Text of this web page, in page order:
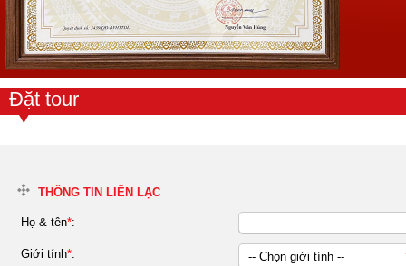
Đặt tour
THÔNG TIN LIÊN LẠC
Họ & tên*:
Giới tính*:
-- Chọn giới tính --